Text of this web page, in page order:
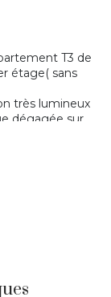
T3 de
étage( sans
très lumineux
dégagée sur
et un style
à pieds
817 486